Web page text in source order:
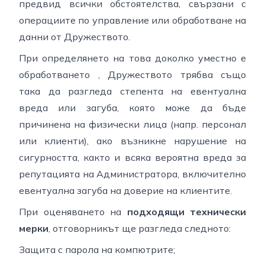
предвид всички обстоятелства, свързани с
операциите по управление или обработване на
данни от Дружеството.
При определянето на това доколко уместно е
обработването , Дружеството трябва също
така да разгледа степента на евентуална
вреда или загуба, която може да бъде
причинена на физически лица (напр. персонал
или клиенти), ако възникне нарушение на
сигурността, както и всяка вероятна вреда за
репутацията на Администратора, включително
евентуална загуба на доверие на клиентите.
При оценяването на подходящи технически
мерки, отговорникът ще разгледа следното:
Защита с парола на компютрите;